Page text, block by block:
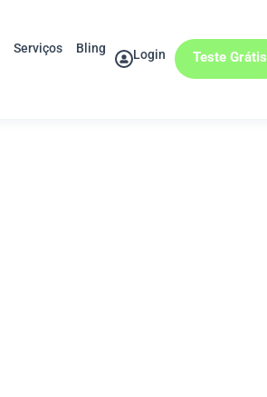
Serviços Bling Login Teste Grátis